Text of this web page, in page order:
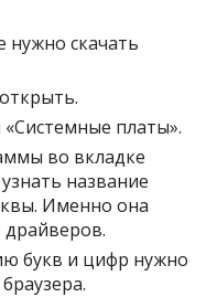
нужно скачать
«Системные платы».
во вкладке
название
Именно она
букв и цифр нужно